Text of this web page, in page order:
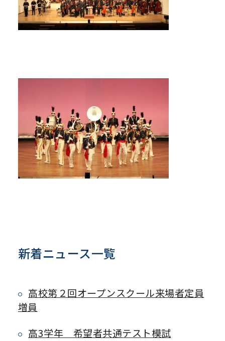
新着ニュース一覧
高校第２回オープンスクール来場者定員
増員
高3学年 希望者共通テスト模試